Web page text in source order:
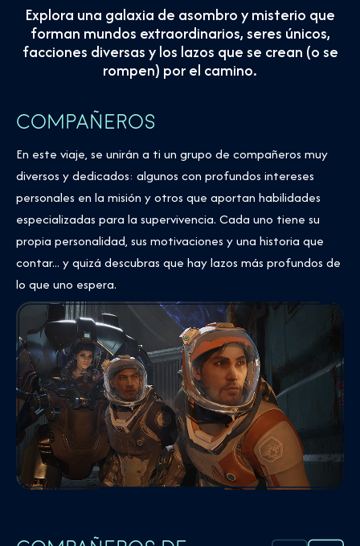
Explora una galaxia de asombro y misterio que
forman mundos extraordinarios, seres únicos,
facciones diversas y los lazos que se crean (o se
rompen) por el camino.
COMPAÑEROS
En este viaje, se unirán a ti un grupo de compañeros muy
diversos y dedicados: algunos con profundos intereses
personales en la misión y otros que aportan habilidades
especializadas para la supervivencia. Cada uno tiene su
propia personalidad, sus motivaciones y una historia que
contar... y quizá descubras que hay lazos más profundos de
lo que uno espera.